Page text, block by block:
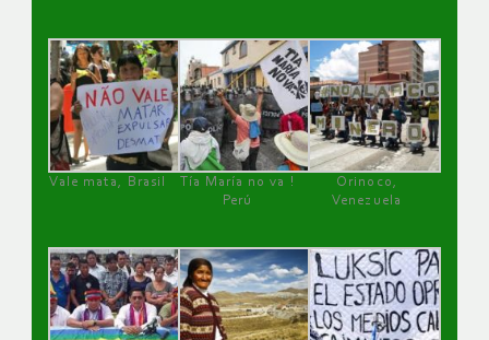
Vale mata, Brasil
Tía María no va !
Perú
Orinoco,
Venezuela